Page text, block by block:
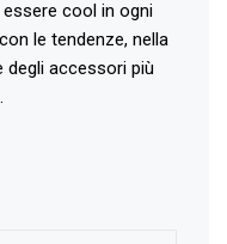
cool in ogni
le tendenze, nella
degli accessori più